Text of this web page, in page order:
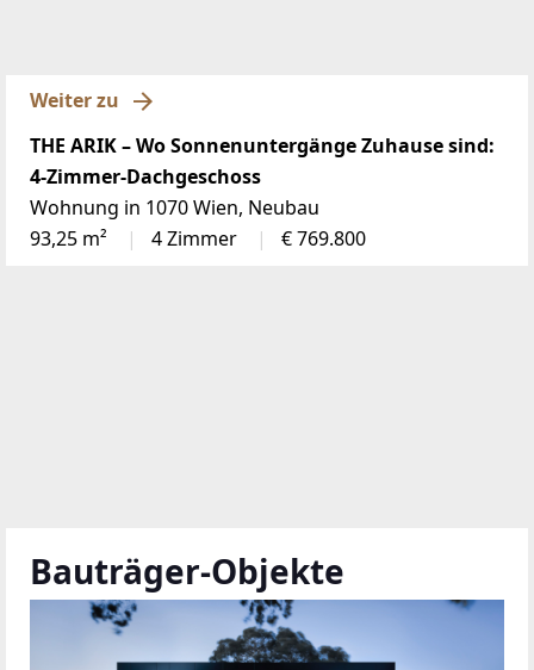
Weiter zu
THE ARIK – Wo Sonnenuntergänge Zuhause sind:
4-Zimmer-Dachgeschoss
Wohnung in 1070 Wien, Neubau
93,25 m²
4 Zimmer € 769.800
Bauträger-Objekte